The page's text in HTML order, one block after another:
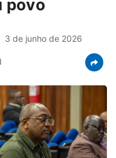
povo
3 de junho de 2026